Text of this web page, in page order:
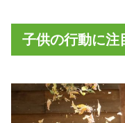
子供の行動に注